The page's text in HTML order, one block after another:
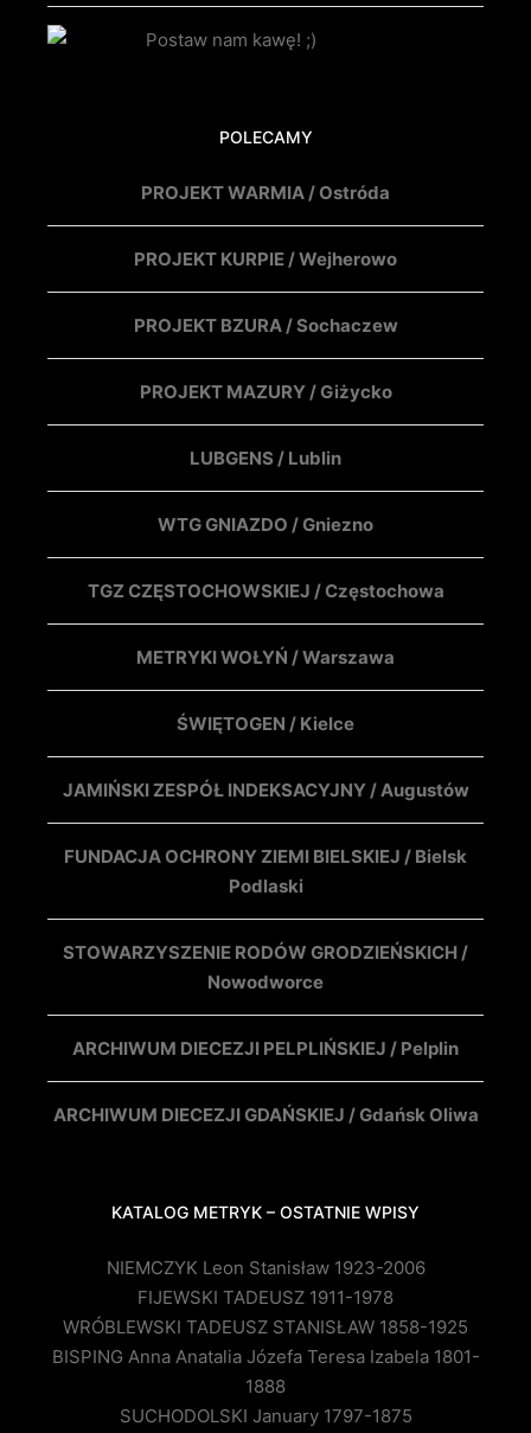
POLECAMY
PROJEKT WARMIA / Ostróda
PROJEKT KURPIE / Wejherowo
PROJEKT BZURA / Sochaczew
PROJEKT MAZURY / Giżycko
LUBGENS / Lublin
WTG GNIAZDO / Gniezno
TGZ CZĘSTOCHOWSKIEJ / Częstochowa
METRYKI WOŁYŃ / Warszawa
ŚWIĘTOGEN / Kielce
JAMIŃSKI ZESPÓŁ INDEKSACYJNY / Augustów
FUNDACJA OCHRONY ZIEMI BIELSKIEJ / Bielsk
Podlaski
STOWARZYSZENIE RODÓW GRODZIEŃSKICH /
Nowodworce
ARCHIWUM DIECEZJI PELPLIŃSKIEJ / Pelplin
ARCHIWUM DIECEZJI GDAŃSKIEJ / Gdańsk Oliwa
KATALOG METRYK – OSTATNIE WPISY
NIEMCZYK Leon Stanisław 1923-2006
FIJEWSKI TADEUSZ 1911-1978
WRÓBLEWSKI TADEUSZ STANISŁAW 1858-1925
BISPING Anna Anatalia Józefa Teresa Izabela 1801-
1888
SUCHODOLSKI January 1797-1875